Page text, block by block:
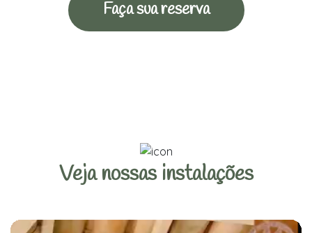
Faça sua reserva
Veja nossas instalações